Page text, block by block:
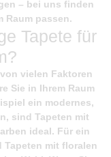
– bei uns finden
Raum passen.
Tapete für
vielen Faktoren
Sie in Ihrem Raum
ein modernes,
sind Tapeten mit
ideal. Für ein
Tapeten mit floralen